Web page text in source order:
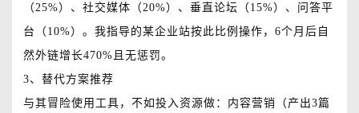
（25%）、社交媒体（20%）、垂直论坛（15%）、问答平
台（10%）。我指导的某企业站按此比例操作，6个月后自
然外链增长470%且无惩罚。
3、替代方案推荐
与其冒险使用工具，不如投入资源做：内容营销（产出3篇